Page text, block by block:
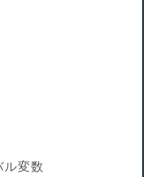
ル変数